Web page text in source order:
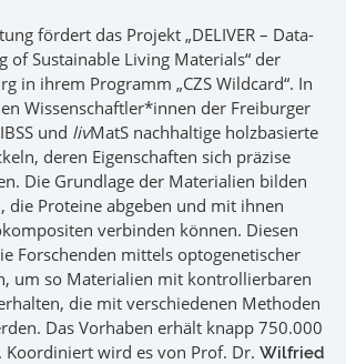
fördert das Projekt „DELIVER – Data-
of Sustainable Living Materials“ der
in ihrem Programm „CZS Wildcard“. In
Wissenschaftler*innen der Freiburger
und livMatS nachhaltige holzbasierte
deren Eigenschaften sich präzise
Die Grundlage der Materialien bilden
die Proteine abgeben und mit ihnen
verbinden können. Diesen
Forschenden mittels optogenetischer
um so Materialien mit kontrollierbaren
die mit verschiedenen Methoden
Das Vorhaben erhält knapp 750.000
Koordiniert wird es von Prof. Dr. Wilfried